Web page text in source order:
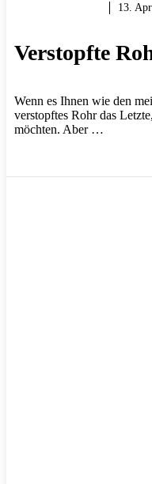
13.
Verstopfte
Wenn es Ihnen wie den
verstopftes Rohr das
möchten. Aber …